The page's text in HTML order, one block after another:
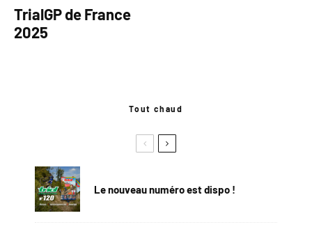
TrialGP de France
2025
Tout chaud
Le nouveau numéro est dispo !